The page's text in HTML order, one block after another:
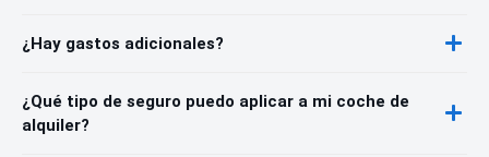
¿Hay gastos adicionales?
¿Qué tipo de seguro puedo aplicar a mi coche de
alquiler?